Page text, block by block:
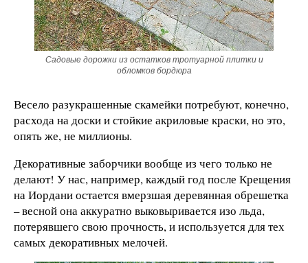
Садовые дорожки из остатков тротуарной плитки и
обломков бордюра
Весело разукрашенные скамейки потребуют, конечно,
расхода на доски и стойкие акриловые краски, но это,
опять же, не миллионы.
Декоративные заборчики вообще из чего только не
делают! У нас, например, каждый год после Крещения
на Иордани остается вмерзшая деревянная обрешетка
– весной она аккуратно выковыривается изо льда,
потерявшего свою прочность, и используется для тех
самых декоративных мелочей.